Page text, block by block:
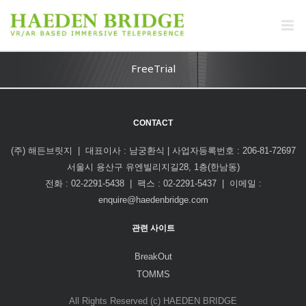
FreeTrial
CONTACT
(주) 해든브릿지 | 대표이사 : 남궁환식 | 사업자등록번호 : 206-81-72697
서울시 용산구 유엔빌리지길28, 1층(한남동)
전화 : 02-2291-5438 | 팩스 : 02-2291-5437 | 이메일 :
enquire@haedenbridge.com
관련 사이트
BreakOut
TOMMS
All Rights Reserved (c) HAEDEN BRIDGE